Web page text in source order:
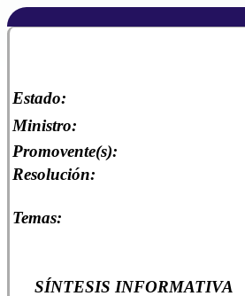
Estado:
Ministro:
Promovente(s):
Resolución:
Temas:
SÍNTESIS INFORMATIVA